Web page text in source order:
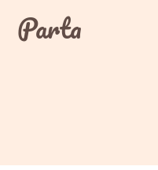
contentParta